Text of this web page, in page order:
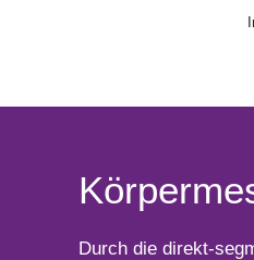
Durch die direkt-